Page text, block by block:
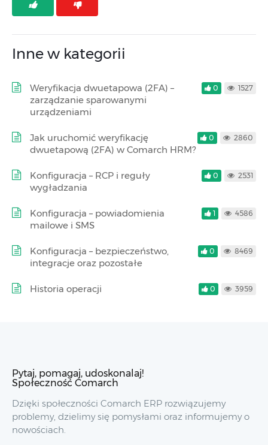
Inne w kategorii
Weryfikacja dwuetapowa (2FA) –
zarządzanie sparowanymi
urządzeniami
0 1527
Jak uruchomić weryfikację
dwuetapową (2FA) w Comarch HRM?
0 2860
Konfiguracja – RCP i reguły
wygładzania
0 2531
Konfiguracja – powiadomienia
mailowe i SMS
1 4586
Konfiguracja – bezpieczeństwo,
integracje oraz pozostałe
0 8469
Historia operacji 0 3959
Pytaj, pomagaj, udoskonalaj!
Społeczność Comarch
Dzięki społeczności Comarch ERP rozwiązujemy
problemy, dzielimy się pomysłami oraz informujemy o
nowościach.